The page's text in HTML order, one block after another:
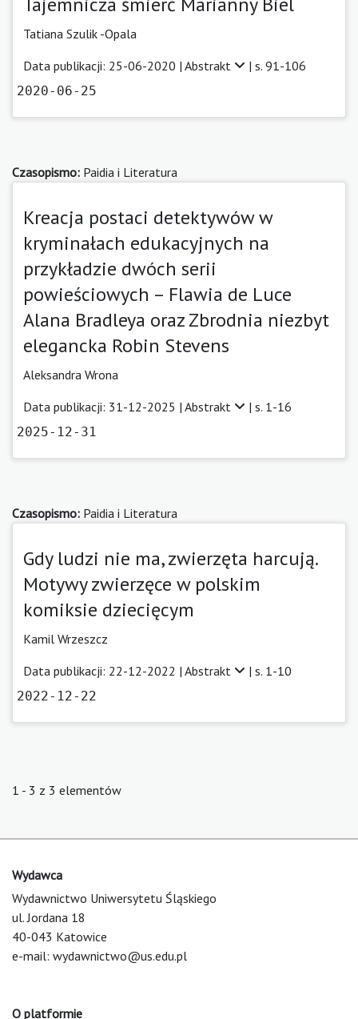
Tatiana Szulik -Opala
Data publikacji: 25-06-2020 | Abstrakt | s. 91-106
2020-06-25
Czasopismo: Paidia i Literatura
Kreacja postaci detektywów w
kryminałach edukacyjnych na
przykładzie dwóch serii
powieściowych – Flawia de Luce
Alana Bradleya oraz Zbrodnia niezbyt
elegancka Robin Stevens
Aleksandra Wrona
Data publikacji: 31-12-2025 | Abstrakt | s. 1-16
2025-12-31
Czasopismo: Paidia i Literatura
Gdy ludzi nie ma, zwierzęta harcują.
Motywy zwierzęce w polskim
komiksie dziecięcym
Kamil Wrzeszcz
Data publikacji: 22-12-2022 | Abstrakt | s. 1-10
2022-12-22
1 - 3 z 3 elementów
Wydawca
Wydawnictwo Uniwersytetu Śląskiego
ul. Jordana 18
40-043 Katowice
e-mail: wydawnictwo@us.edu.pl
O platformie